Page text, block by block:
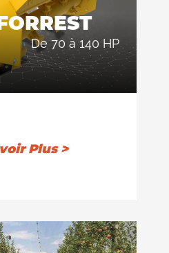
position.
de 70 à 140 HP
Plus >